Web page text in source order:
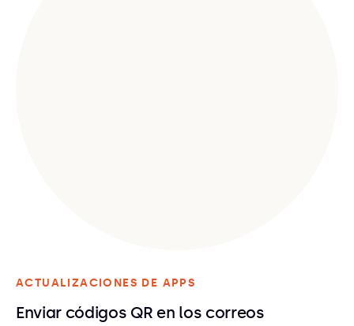
ACTUALIZACIONES DE APPS
Enviar códigos QR en los correos